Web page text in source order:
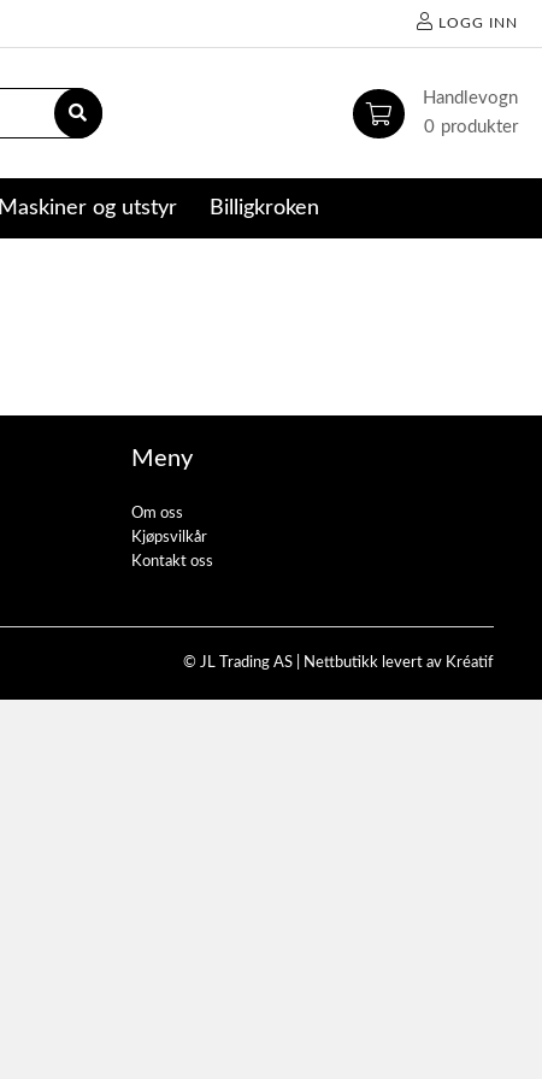
LOGG INN
0
Maskiner og utstyr Billigkroken
Meny
Om oss
Kjøpsvilkår
Kontakt oss
© JL Trading AS | Nettbutikk levert av Kréatif